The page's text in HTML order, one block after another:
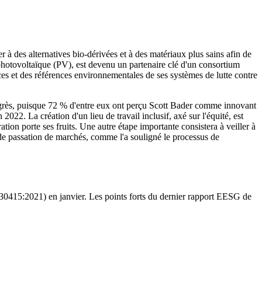
des alternatives bio-dérivées et à des matériaux plus sains afin de
(PV), est devenu un partenaire clé d'un consortium
et des références environnementales de ses systèmes de lutte contre
puisque 72 % d'entre eux ont perçu Scott Bader comme innovant
2022. La création d'un lieu de travail inclusif, axé sur l'équité, est
porte ses fruits. Une autre étape importante consistera à veiller à
passation de marchés, comme l'a souligné le processus de
en janvier. Les points forts du dernier rapport EESG de